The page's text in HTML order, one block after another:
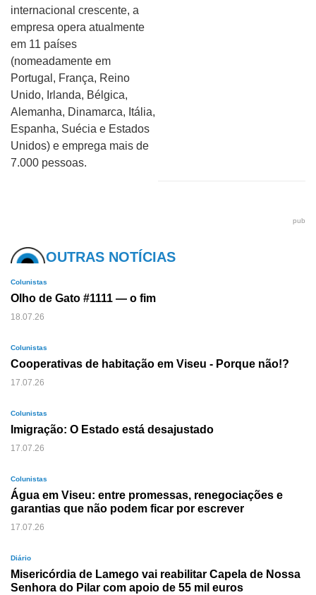
internacional crescente, a
empresa opera atualmente
em 11 países
(nomeadamente em
Portugal, França, Reino
Unido, Irlanda, Bélgica,
Alemanha, Dinamarca, Itália,
Espanha, Suécia e Estados
Unidos) e emprega mais de
7.000 pessoas.
pub
OUTRAS NOTÍCIAS
Colunistas
Olho de Gato #1111 — o fim
18.07.26
Colunistas
Cooperativas de habitação em Viseu - Porque não!?
17.07.26
Colunistas
Imigração: O Estado está desajustado
17.07.26
Colunistas
Água em Viseu: entre promessas, renegociações e
garantias que não podem ficar por escrever
17.07.26
Diário
Misericórdia de Lamego vai reabilitar Capela de Nossa
Senhora do Pilar com apoio de 55 mil euros